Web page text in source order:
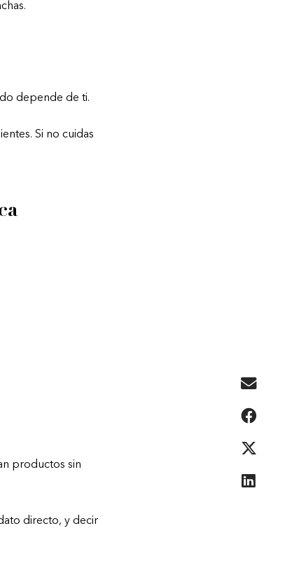
depende de ti.
Si no cuidas
productos sin
directo, y decir